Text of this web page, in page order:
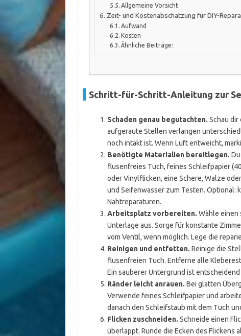
Allgemeine Vorsicht
Zeit- und Kostenabschätzung für DIY-
Aufwand
Kosten
Ähnliche Beiträge:
Schritt-für-Schritt-Anleitung zur
Schaden genau begutachten. Schau dir
aufgeraute Stellen verlangen
noch intakt ist. Wenn Luft entweicht,
Benötigte Materialien bereitlegen.
flusenfreies Tuch, feines Schleifpapier
oder Vinylflicken, eine Schere, Walze
und Seifenwasser zum Testen. Optional:
Nahtreparaturen.
Arbeitsplatz vorbereiten. Wähle einen
Unterlage aus. Sorge für konstante
vom Ventil, wenn möglich. Lege die
Reinigen und entfetten. Reinige die
flusenfreien Tuch. Entferne alle
Ein sauberer Untergrund ist
Ränder leicht anrauen. Bei glatten
Verwende feines Schleifpapier und
danach den Schleifstaub mit dem Tuch
Flicken zuschneiden. Schneide einen
überlappt. Runde die Ecken des Flickens